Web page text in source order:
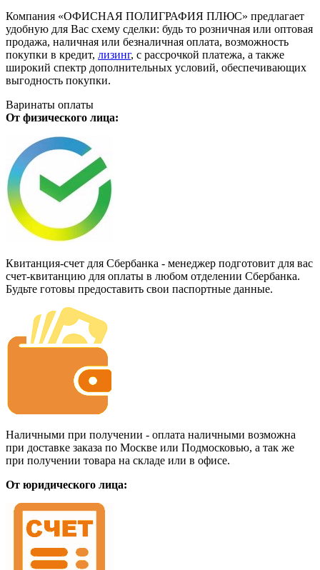
Компания «ОФИСНАЯ ПОЛИГРАФИЯ ПЛЮС» предлагает
удобную для Вас схему сделки: будь то розничная или оптовая
продажа, наличная или безналичная оплата, возможность
покупки в кредит, лизинг, с рассрочкой платежа, а также
широкий спектр дополнительных условий, обеспечивающих
выгодность покупки.
Варинаты оплаты
От физического лица:
Квитанция-счет для Сбербанка - менеджер подготовит для вас
счет-квитанцию для оплаты в любом отделении Сбербанка.
Будьте готовы предоставить свои паспортные данные.
Наличными при получении - оплата наличными возможна
при доставке заказа по Москве или Подмосковью, а так же
при получении товара на складе или в офисе.
От юридического лица: